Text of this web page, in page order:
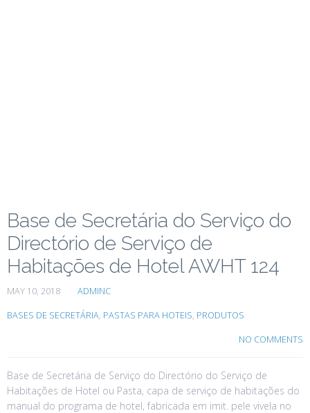
Base de Secretária do Serviço do
Directório de Serviço de
Habitações de Hotel AWHT 124
MAY 10, 2018 ADMINC
BASES DE SECRETÁRIA, PASTAS PARA HOTEIS, PRODUTOS
NO COMMENTS
Base de Secretária de Serviço do Directório do Serviço de
Habitações de Hotel ou Pasta, capa de serviço de habitações do
manual do programa de hotel, fabricada em imit. pele vivela no